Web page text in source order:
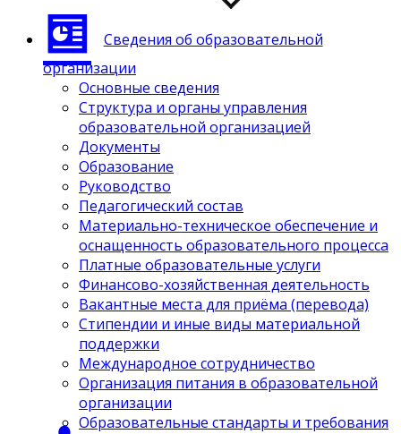
Сведения об образовательной
организации
Основные сведения
Структура и органы управления
образовательной организацией
Документы
Образование
Руководство
Педагогический состав
Материально-техническое обеспечение и
оснащенность образовательного процесса
Платные образовательные услуги
Финансово-хозяйственная деятельность
Вакантные места для приёма (перевода)
Стипендии и иные виды материальной
поддержки
Международное сотрудничество
Организация питания в образовательной
организации
Образовательные стандарты и требования